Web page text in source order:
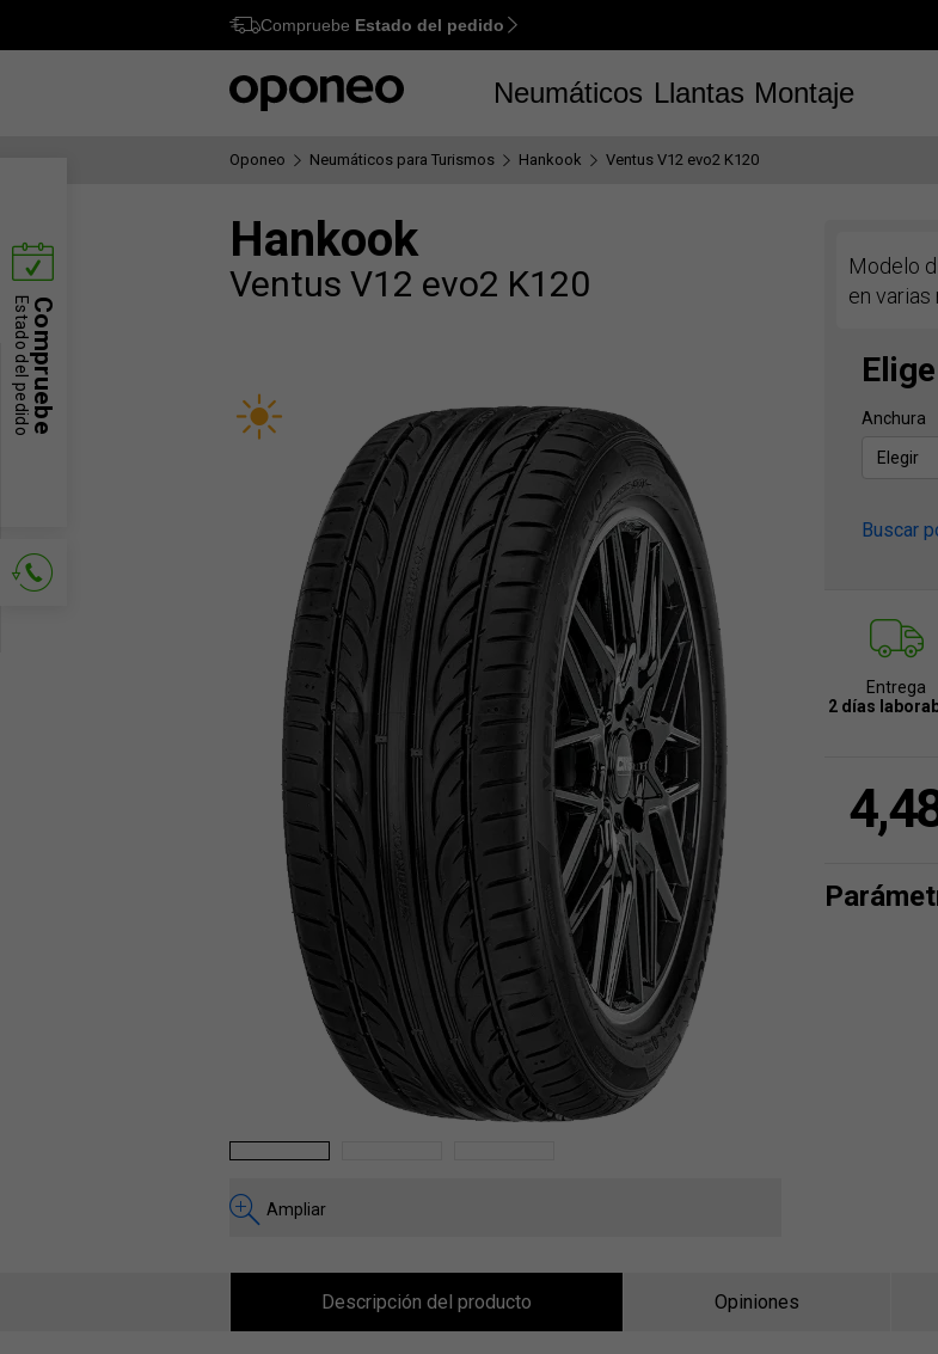
Ctrl M
Compruebe Estado del pedido
Neumáticos Llantas Montaje
Oponeo Neumáticos para Turismos Hankook Ventus V12 evo2 K120
Hankook
Ventus V12 evo2 K120
Ampliar
Modelo
en varias
Anchura
Buscar
Entrega
2 días
Descripción del producto Opiniones
Compruebe
Estado del pedido